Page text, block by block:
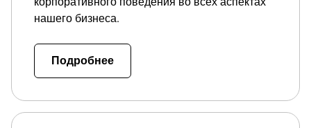
нашего бизнеса.
Подробнее